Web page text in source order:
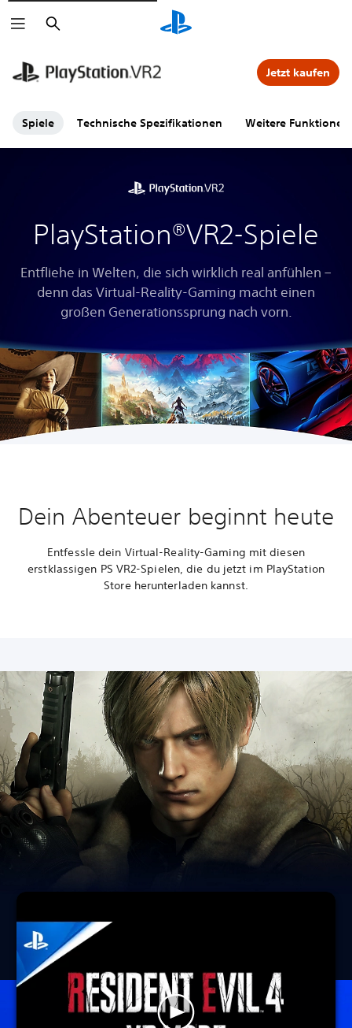
Suchen
Spiele Technische Spezifikationen Weitere Funktionen
Jetzt kaufen
PlayStation®VR2-Spiele
Entfliehe in Welten, die sich wirklich real anfühlen –
denn das Virtual-Reality-Gaming macht einen
großen Generationssprung nach vorn.
Dein Abenteuer beginnt heute
Entfessle dein Virtual-Reality-Gaming mit diesen
erstklassigen PS VR2-Spielen, die du jetzt im PlayStation
Store herunterladen kannst.